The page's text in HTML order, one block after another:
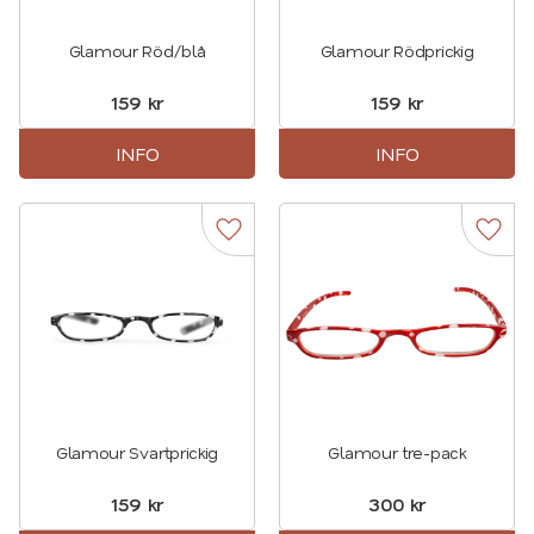
Glamour Röd/blå
159 kr
INFO
Glamour Rödprickig
159 kr
INFO
Glamour Svartprickig
159 kr
Lägg till i favoriter
Glamour tre-pack
300 kr